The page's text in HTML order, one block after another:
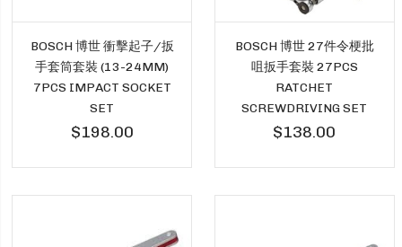
BOSCH 博世 衝擊起子/扳
手套筒套裝 (13-24MM)
7PCS IMPACT SOCKET
SET
$198.00
BOSCH 博世 27件令梗批
咀扳手套裝 27PCS
RATCHET
SCREWDRIVING SET
$138.00